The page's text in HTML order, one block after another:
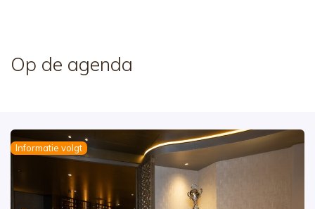
Op de agenda
Informatie volgt